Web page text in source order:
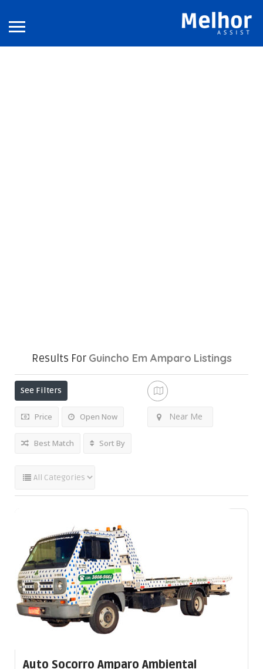
Results For Guincho Em Amparo Listings
See Filters
Price Open Now Near Me
Best Match Sort By
Auto Socorro Amparo Ambiental